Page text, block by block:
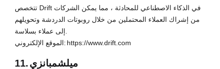
تتخصص Drift في الذكاء الاصطناعي للمحادثة ، مما يمكن الشركات
من إشراك العملاء المحتملين من خلال روبوتات الدردشة وتحويلهم
الموقع الإلكتروني: https://www.drift.com
11.ميلشمبانزي